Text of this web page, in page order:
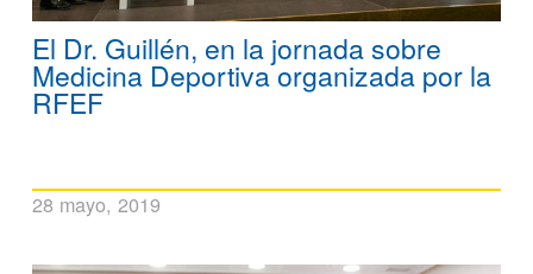
El Dr. Guillén, en la jornada sobre
Medicina Deportiva organizada por la
RFEF
28 mayo, 2019